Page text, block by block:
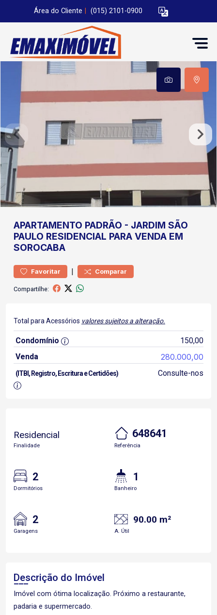
Área do Cliente (015) 2101-0900
APARTAMENTO PADRÃO - JARDIM SÃO
PAULO RESIDENCIAL PARA VENDA EM
SOROCABA
Favoritar | Comparar
Compartilhe:
Total para Acessórios valores sujeitos a alteração.
Condomínio
150,00
Venda
280.000,00
(ITBI, Registro, Escritura e Certidões) Consulte-nos
Residencial
Finalidade
648641
Referência
2
Dormitórios
1
Banheiro
2
Garagens
90.00 m²
A. Útil
Descrição do Imóvel
Imóvel com ótima localização. Próximo a restaurante,
padaria e supermercado.